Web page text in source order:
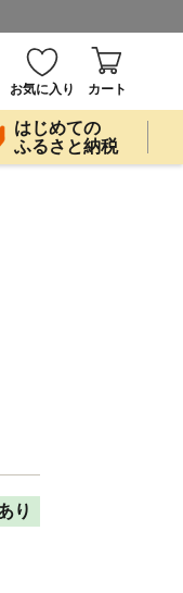
お気に入り カート
はじめての
ふるさと納税
り